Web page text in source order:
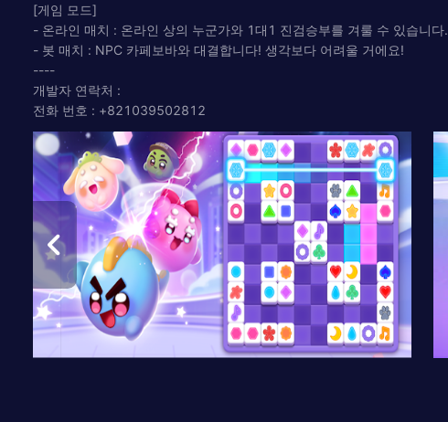
[게임 모드]
- 온라인 매치 : 온라인 상의 누군가와 1대1 진검승부를 겨룰 수 있습니다.
- 봇 매치 : NPC 카페보바와 대결합니다! 생각보다 어려울 거에요!
----
개발자 연락처 :
전화 번호 : +821039502812